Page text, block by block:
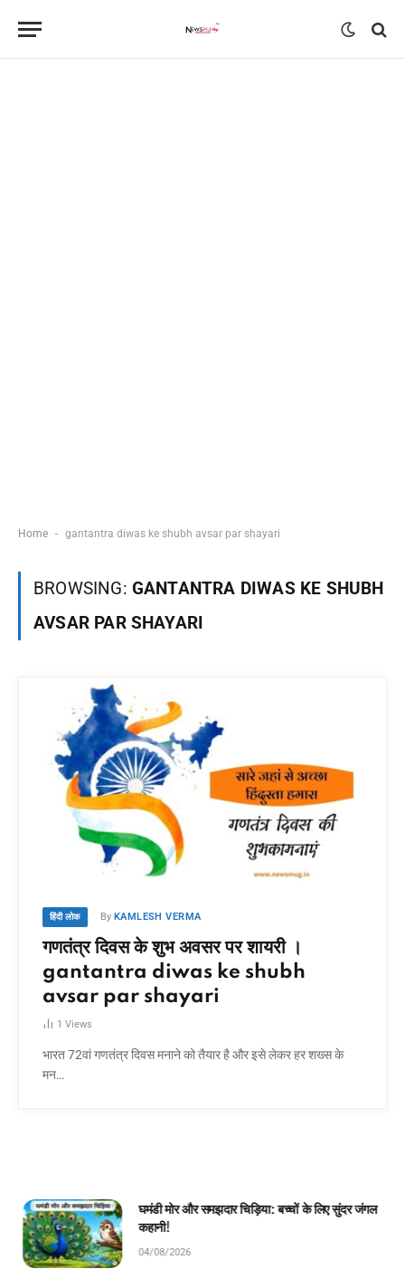
Home - gantantra diwas ke shubh avsar par shayari
BROWSING: GANTANTRA DIWAS KE SHUBH
AVSAR PAR SHAYARI
हिंदी लोक By KAMLESH VERMA
गणतंत्र दिवस के शुभ अवसर पर शायरी ।
gantantra diwas ke shubh
avsar par shayari
1 Views
भारत 72वां गणतंत्र दिवस मनाने को तैयार है और इसे लेकर हर शख्स के
मन…
घमंडी मोर और समझदार चिड़िया: बच्चों के लिए सुंदर जंगल
कहानी!
04/08/2026